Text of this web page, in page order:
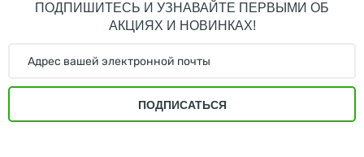
ПОДПИШИТЕСЬ И УЗНАВАЙТЕ ПЕРВЫМИ ОБ
АКЦИЯХ И НОВИНКАХ!
ПОДПИСАТЬСЯ